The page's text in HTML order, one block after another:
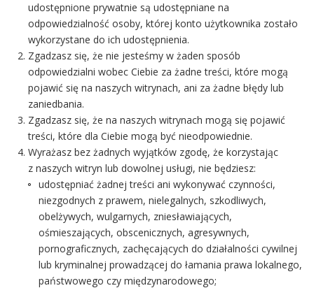
udostępnione prywatnie są udostępniane na
odpowiedzialność osoby, której konto użytkownika zostało
wykorzystane do ich udostępnienia.
Zgadzasz się, że nie jesteśmy w żaden sposób
odpowiedzialni wobec Ciebie za żadne treści, które mogą
pojawić się na naszych witrynach, ani za żadne błędy lub
zaniedbania.
Zgadzasz się, że na naszych witrynach mogą się pojawić
treści, które dla Ciebie mogą być nieodpowiednie.
Wyrażasz bez żadnych wyjątków zgodę, że korzystając
z naszych witryn lub dowolnej usługi, nie będziesz:
udostępniać żadnej treści ani wykonywać czynności,
niezgodnych z prawem, nielegalnych, szkodliwych,
obelżywych, wulgarnych, zniesławiających,
ośmieszających, obscenicznych, agresywnych,
pornograficznych, zachęcających do działalności cywilnej
lub kryminalnej prowadzącej do łamania prawa lokalnego,
państwowego czy międzynarodowego;